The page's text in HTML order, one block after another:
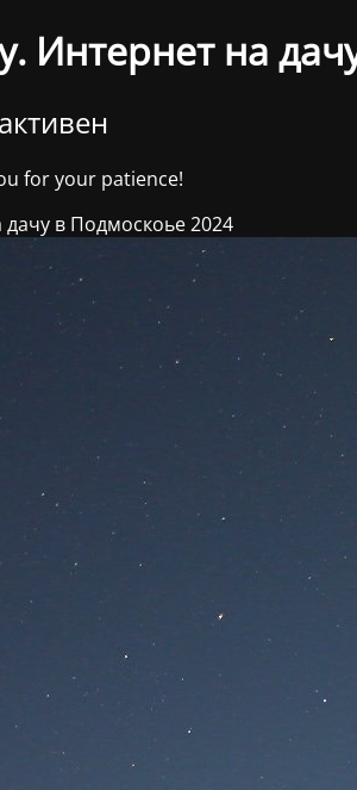
Интернет на
for your patience!
в Подмоскоье 2024